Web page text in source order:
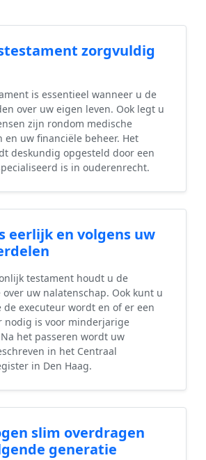
zorgvuldig
is essentieel wanneer u de
over uw eigen leven. Ook legt u
zijn rondom medische
en uw financiële beheer. Het
deskundig opgesteld door een
is in ouderenrecht.
eerlijk en volgens uw
testament houdt u de
uw nalatenschap. Ook kunt u
de executeur wordt en of er een
nodig is voor minderjarige
het passeren wordt uw
in het Centraal
in Den Haag.
slim overdragen
generatie